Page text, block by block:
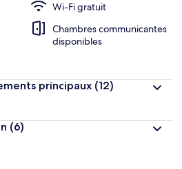
Wi-Fi gratuit
Chambres communicantes
disponibles
principaux (12)
(6)